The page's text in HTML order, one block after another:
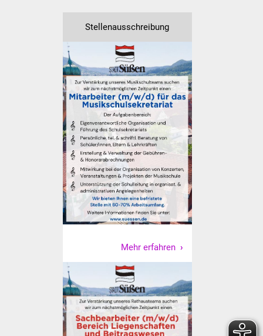
Vereine und Parteien
Selbsteintrag Vereine
Beirat Süßener Vereine
Sportanlagen
Tourismus
Erlebnisregion
Schwäbischer Albtrauf
Route der
Industriekultur
Lebenslagen
Senioren
Stellenausschreibung
Mehr erfahren